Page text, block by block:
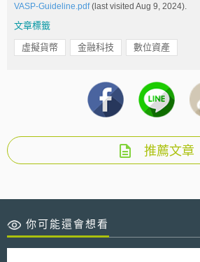
VASP-Guideline.pdf(last visited Aug 9, 2024).
文章標籤
虛擬貨幣 金融科技 數位資產
推薦文章
你可能還會想看